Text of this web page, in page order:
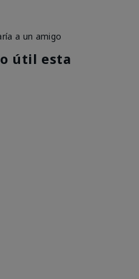
a un amigo
útil esta